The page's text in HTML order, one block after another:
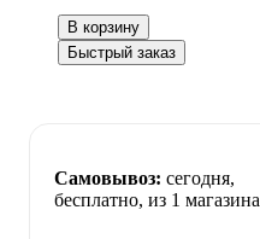
В корзину
Быстрый заказ
Самовывоз: сегодня,
бесплатно, из 1 магазина